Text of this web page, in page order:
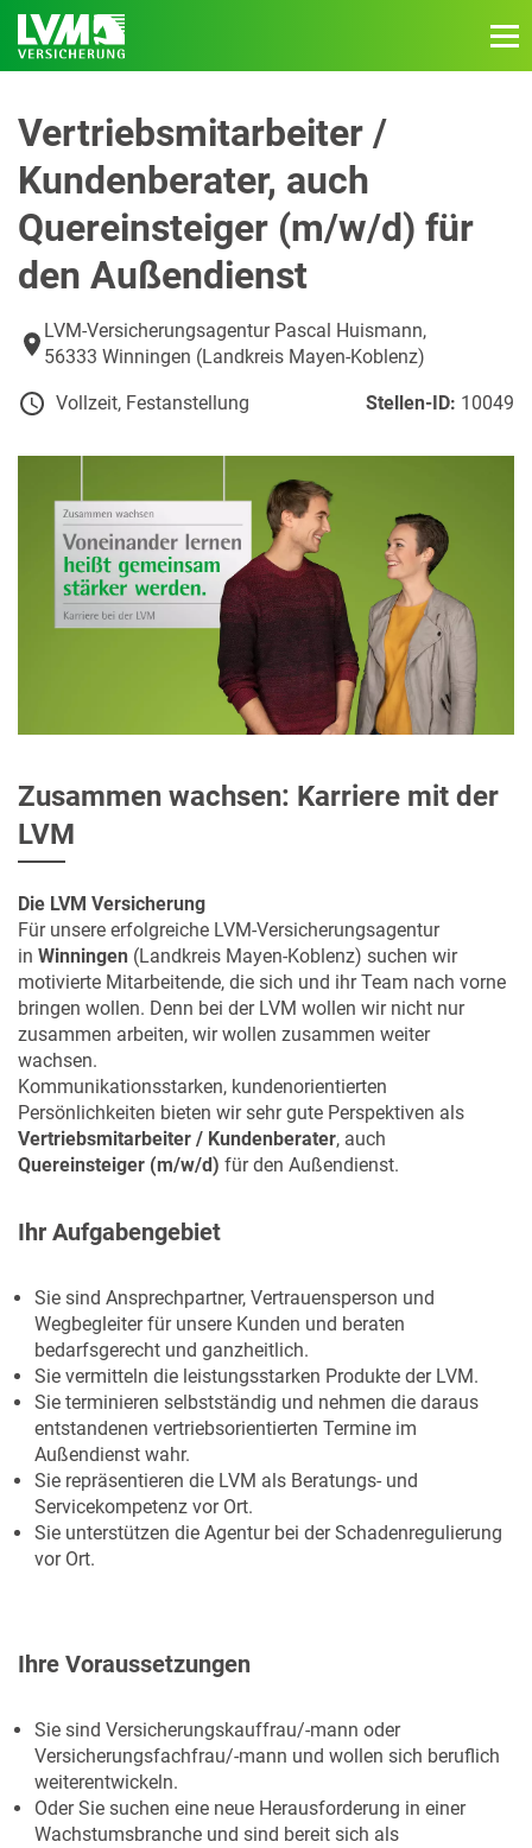
Vertriebsmitarbeiter /
Kundenberater, auch
Quereinsteiger (m/w/d) für
den Außendienst
LVM-Versicherungsagentur Pascal Huismann,
56333 Winningen (Landkreis Mayen-Koblenz)
Vollzeit, Festanstellung Stellen-ID: 10049
Zusammen wachsen: Karriere mit der
LVM
Die LVM Versicherung
Für unsere erfolgreiche LVM-Versicherungsagentur
in Winningen (Landkreis Mayen-Koblenz) suchen wir
motivierte Mitarbeitende, die sich und ihr Team nach vorne
bringen wollen. Denn bei der LVM wollen wir nicht nur
zusammen arbeiten, wir wollen zusammen weiter
wachsen.
Kommunikationsstarken, kundenorientierten
Persönlichkeiten bieten wir sehr gute Perspektiven als
Vertriebsmitarbeiter / Kundenberater, auch
Quereinsteiger (m/w/d) für den Außendienst.
Ihr Aufgabengebiet
Sie sind Ansprechpartner, Vertrauensperson und
Wegbegleiter für unsere Kunden und beraten
bedarfsgerecht und ganzheitlich.
Sie vermitteln die leistungsstarken Produkte der LVM.
Sie terminieren selbstständig und nehmen die daraus
entstandenen vertriebsorientierten Termine im
Außendienst wahr.
Sie repräsentieren die LVM als Beratungs- und
Servicekompetenz vor Ort.
Sie unterstützen die Agentur bei der Schadenregulierung
vor Ort.
Ihre Voraussetzungen
Sie sind Versicherungskauffrau/-mann oder
Versicherungsfachfrau/-mann und wollen sich beruflich
weiterentwickeln.
Oder Sie suchen eine neue Herausforderung in einer
Wachstumsbranche und sind bereit sich als